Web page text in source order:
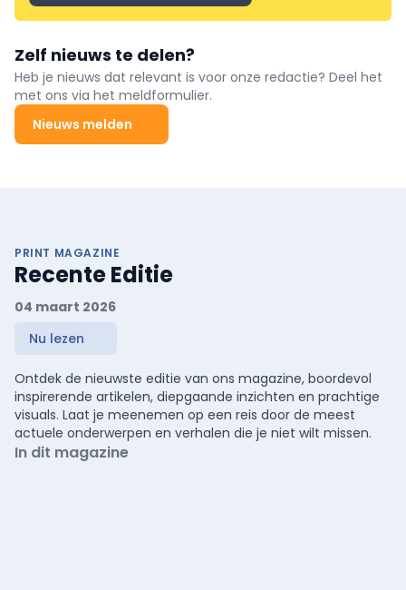
Zelf nieuws te delen?
Heb je nieuws dat relevant is voor onze redactie? Deel het
met ons via het meldformulier.
Nieuws melden
PRINT MAGAZINE
Recente Editie
04 maart 2026
Nu lezen
Ontdek de nieuwste editie van ons magazine, boordevol
inspirerende artikelen, diepgaande inzichten en prachtige
visuals. Laat je meenemen op een reis door de meest
actuele onderwerpen en verhalen die je niet wilt missen.
In dit magazine